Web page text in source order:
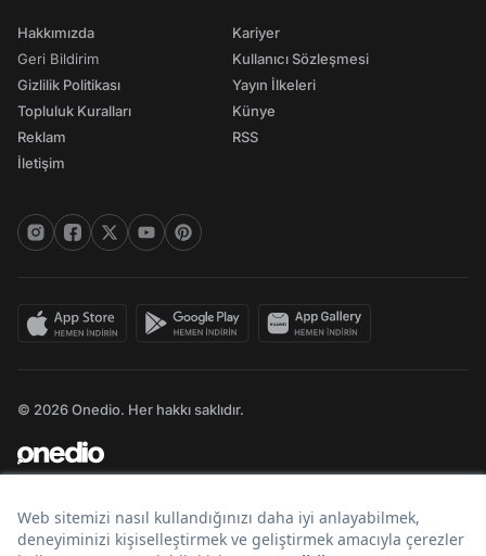
Hakkımızda
Geri Bildirim
Gizlilik Politikası
Topluluk Kuralları
Reklam
İletişim
Kariyer
Kullanıcı Sözleşmesi
Yayın İlkeleri
Künye
RSS
© 2026 Onedio. Her hakkı saklıdır.
Bir markasıdır.